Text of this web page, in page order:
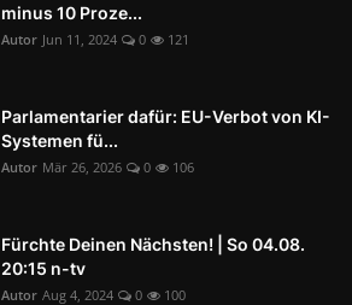
minus 10 Proze...
Autor Jun 11, 2024 0 121
Parlamentarier dafür: EU-Verbot von KI-
Systemen fü...
Autor Mär 26, 2026 0 106
Fürchte Deinen Nächsten! | So 04.08.
20:15 n-tv
Autor Aug 4, 2024 0 100